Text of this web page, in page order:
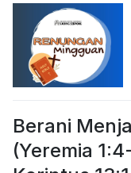
Berani
(Yeremia